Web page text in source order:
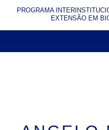
PROGRAMA
EXTENSÃO EM